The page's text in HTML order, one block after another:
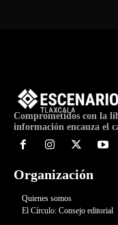
Comprometidos con la
información encauza el
Organización
Quienes somos
El Círculo: Consejo editorial